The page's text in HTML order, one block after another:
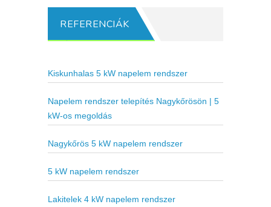
REFERENCIÁK
Kiskunhalas 5 kW napelem rendszer
Napelem rendszer telepítés Nagykőrösön | 5
kW-os megoldás
Nagykőrös 5 kW napelem rendszer
5 kW napelem rendszer
Lakitelek 4 kW napelem rendszer